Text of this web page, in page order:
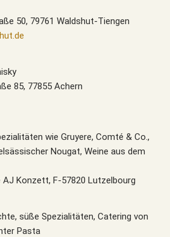
50, 79761 Waldshut-Tiengen
85, 77855 Achern
wie Gruyere, Comté & Co.,
Nougat, Weine aus dem
AJ Konzett, F-57820 Lutzelbourg
süße Spezialitäten, Catering von
Pasta